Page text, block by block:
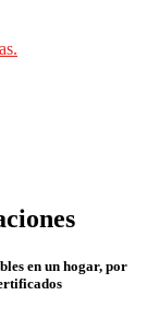
en un hogar, por